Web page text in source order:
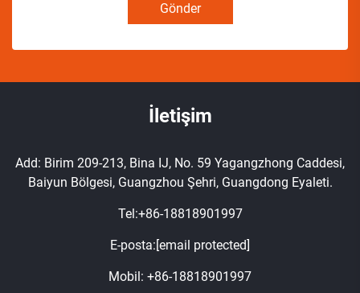
Gönder
İletişim
Add: Birim 209-213, Bina IJ, No. 59 Yagangzhong Caddesi,
Baiyun Bölgesi, Guangzhou Şehri, Guangdong Eyaleti.
Tel:+86-18818901997
E-posta: [email protected]
Mobil: +86-18818901997